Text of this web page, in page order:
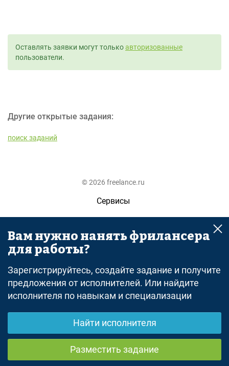
Оставлять заявки могут толькоавторизованные
пользователи.
Другие открытые задания:
поиск заданий
© 2026 freelance.ru
Сервисы
Помощь
Поиск
Оферта
Политика конфиденциальности
Дисклеймер о ЗоЗПП
Отказ от ответственности
Вам нужно нанять фрилансера
для работы?
Зарегистрируйтесь, создайте задание и получите
предложения от исполнителей. Или найдите
исполнителя по навыкам и специализации
Найти исполнителя
Разместить задание